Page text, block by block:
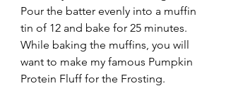
Pour the batter evenly into a muffin
tin of 12 and bake for 25 minutes.
While baking the muffins, you will
want to make my famous Pumpkin
Protein Fluff for the Frosting.